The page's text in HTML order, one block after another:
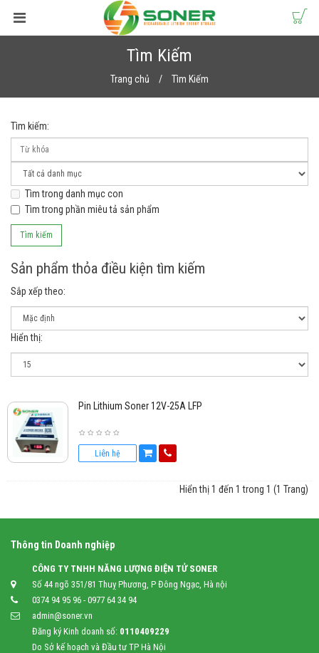
Tìm Kiếm
Trang chủ Tìm Kiếm
Tìm kiếm:
Tìm trong danh mục con
Tìm trong phần miêu tả sản phẩm
Sản phẩm thỏa điều kiện tìm kiếm
Sắp xếp theo:
Hiển thị:
Pin Lithium Soner 12V-25A LFP
Liên hệ
Hiển thị 1 đến 1 trong 1 (1 Trang)
Thông tin Doanh nghiệp
CÔNG TY TNHH NĂNG LƯỢNG ĐIỆN TỬ SONER
Số 44 ngõ 351/81 Thuỵ Phương, P Đông Ngạc, Hà nội
0374 94 95 96 - 0977 64 34 94
admin@soner.vn
Đăng ký Kinh doanh số: 0110409229
Do Sở kế hoạch và Đầu tư TP Hà Nội